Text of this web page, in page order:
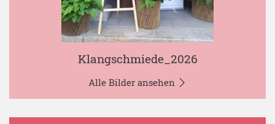
Klangschmiede_2026
Alle Bilder ansehen